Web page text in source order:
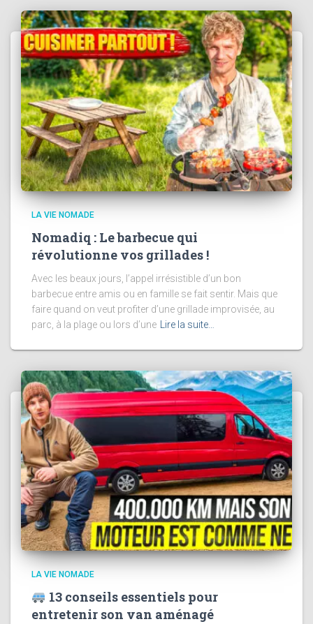
LA VIE NOMADE
Nomadiq : Le barbecue qui
révolutionne vos grillades !
Avec les beaux jours, l’appel irrésistible d’un bon
barbecue entre amis ou en famille se fait sentir. Mais que
faire quand on veut profiter d’une grillade improvisée, au
parc, à la plage ou lors d’une
Lire la suite…
LA VIE NOMADE
13 conseils essentiels pour
entretenir son van aménagé